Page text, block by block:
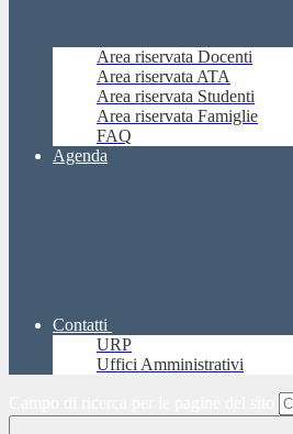
Area riservata Docenti
Area riservata ATA
Area riservata Studenti
Area riservata Famiglie
FAQ
Agenda
Contatti
URP
Uffici Amministrativi